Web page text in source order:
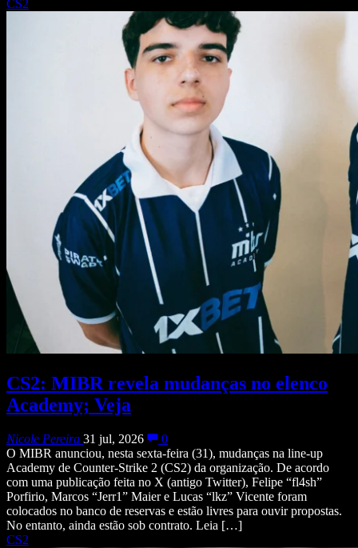
CS2
CS2: MIBR revela mudanças no elenco
Academy; Veja
Nicole Pereira 31 jul, 2026
0
O MIBR anunciou, nesta sexta-feira (31), mudanças na line-up
Academy de Counter-Strike 2 (CS2) da organização. De acordo
com uma publicação feita no X (antigo Twitter), Felipe “fl4sh”
Porfirio, Marcos “Jerr1” Maier e Lucas “lkz” Vicente foram
colocados no banco de reservas e estão livres para ouvir propostas.
No entanto, ainda estão sob contrato. Leia […]
CS2